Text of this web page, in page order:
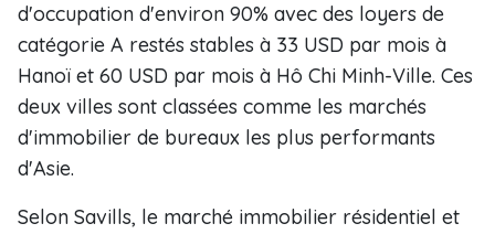
d'occupation d'environ 90% avec des loyers de
catégorie A restés stables à 33 USD par mois à
Hanoï et 60 USD par mois à Hô Chi Minh-Ville. Ces
deux villes sont classées comme les marchés
d'immobilier de bureaux les plus performants
d'Asie.
Selon Savills, le marché immobilier résidentiel et